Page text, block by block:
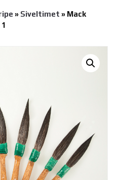
» Siveltimet » Mack